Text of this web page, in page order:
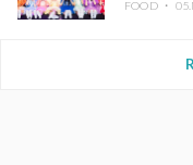
FOOD ・